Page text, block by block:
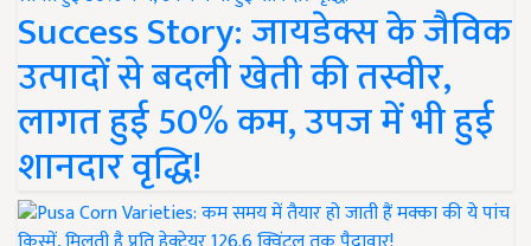
Success Story: जायडेक्स के जैविक
उत्पादों से बदली खेती की तस्वीर,
लागत हुई 50% कम, उपज में भी हुई
शानदार वृद्धि!